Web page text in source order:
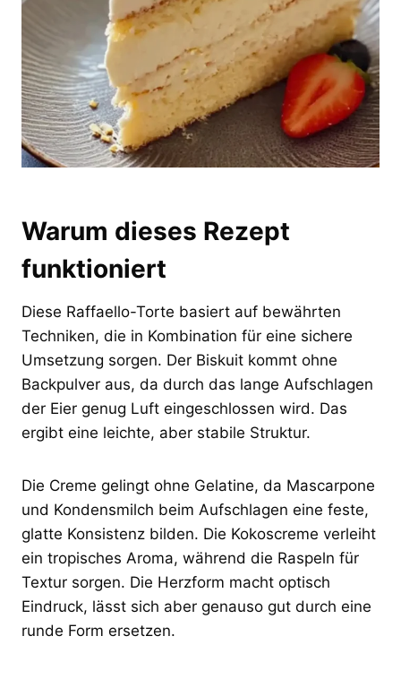
Warum dieses Rezept
funktioniert
Diese Raffaello-Torte basiert auf bewährten
Techniken, die in Kombination für eine sichere
Umsetzung sorgen. Der Biskuit kommt ohne
Backpulver aus, da durch das lange Aufschlagen
der Eier genug Luft eingeschlossen wird. Das
ergibt eine leichte, aber stabile Struktur.
Die Creme gelingt ohne Gelatine, da Mascarpone
und Kondensmilch beim Aufschlagen eine feste,
glatte Konsistenz bilden. Die Kokoscreme verleiht
ein tropisches Aroma, während die Raspeln für
Textur sorgen. Die Herzform macht optisch
Eindruck, lässt sich aber genauso gut durch eine
runde Form ersetzen.